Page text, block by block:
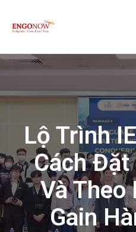
Lộ Trình
Cách Đặt
Và Theo
Gain